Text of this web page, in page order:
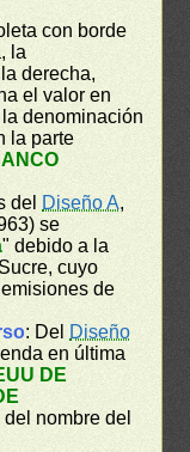
con borde
la
derecha,
el valor en
denominación
la parte
del Diseño A,
se
" debido a la
cuyo
de
: Del Diseño
en última
DE
nombre del